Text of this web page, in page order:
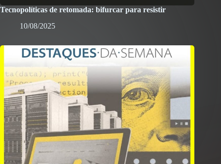
Tecnopolíticas de retomada: bifurcar para resistir
10/08/2025